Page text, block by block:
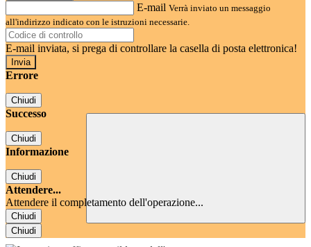
E-mail Verrà inviato un messaggio
all'indirizzo indicato con le istruzioni necessarie.
E-mail inviata, si prega di controllare la casella di posta elettronica!
Errore
Chiudi
Successo
Chiudi
Informazione
Chiudi
Attendere...
Attendere il completamento dell'operazione...
Chiudi
Chiudi